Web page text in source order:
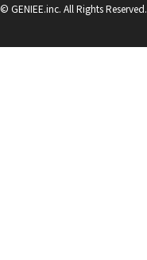
© GENIEE.inc. All Rights Reserved.